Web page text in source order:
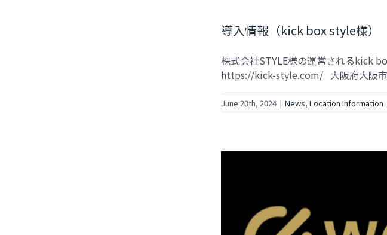
導入情報（kick box style様）
株式会社STYLE様の運営されるkick
https://kick-style.com/ 大阪府大阪市
June 20th, 2024 | News, Location Information